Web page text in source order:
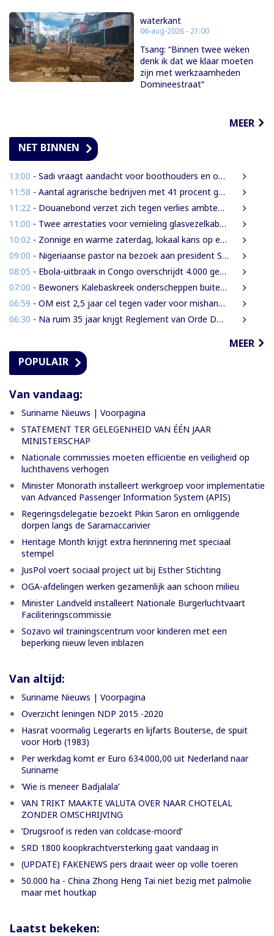
waterkant
06-aug-2026 - 21:00
Tsang: “Binnen twee weken
denk ik dat we klaar moeten
zijn met werkzaamheden
Domineestraat”
MEER
NET BINNEN
13:00 - Sadi vraagt aandacht voor boothouders en overbelasting Wijdenboschbrug
11:58 - Aantal agrarische bedrijven met 41 procent gegroeid
11:22 - Douanebond verzet zich tegen verlies ambtenarenstatus bij wijziging Wet Belastingdienst
11:00 - Twee arrestaties voor vernieling glasvezelkabels Telesur; maskers en kabelknipper gevonden
10:02 - Zonnige en warme zaterdag, lokaal kans op een bui
09:00 - Nigeriaanse pastor na bezoek aan president Simons: ‘Toename van rijkdom in Suriname’
08:05 - Ebola-uitbraak in Congo overschrijdt 4.000 gevallen
07:00 - Bewoners Kalebaskreek onderscheppen buitenlanders met illegaal geweer en communicatieapparatuur
06:59 - OM eist 2,5 jaar cel tegen vader voor mishandeling en verwaarlozing van gezin
06:30 - Na ruim 35 jaar krijgt Reglement van Orde DNA grondige herziening
MEER
POPULAIR
Van vandaag:
Suriname Nieuws | Voorpagina
STATEMENT TER GELEGENHEID VAN ÉÉN JAAR
MINISTERSCHAP
Nationale commissies moeten efficiëntie en veiligheid op
luchthavens verhogen
Minister Monorath installeert werkgroep voor implementatie
van Advanced Passenger Information System (APIS)
Regeringsdelegatie bezoekt Pikin Saron en omliggende
dorpen langs de Saramaccarivier
Heritage Month krijgt extra herinnering met speciaal
stempel
JusPol voert sociaal project uit bij Esther Stichting
OGA-afdelingen werken gezamenlijk aan schoon milieu
Minister Landveld installeert Nationale Burgerluchtvaart
Faciliteringscommissie
Sozavo wil trainingscentrum voor kinderen met een
beperking nieuw leven inblazen
Van altijd:
Suriname Nieuws | Voorpagina
Overzicht leningen NDP 2015 -2020
Hasrat voormalig Legerarts en lijfarts Bouterse, de spuit
voor Horb (1983)
Per werkdag komt er Euro 634.000,00 uit Nederland naar
Suriname
‘Wie is meneer Badjalala’
VAN TRIKT MAAKTE VALUTA OVER NAAR CHOTELAL
ZONDER OMSCHRIJVING
’Drugsroof is reden van coldcase-moord’
SRD 1800 koopkrachtversterking gaat vandaag in
(UPDATE) FAKENEWS pers draait weer op volle toeren
50.000 ha - China Zhong Heng Tai niet bezig met palmolie
maar met houtkap
Laatst bekeken: